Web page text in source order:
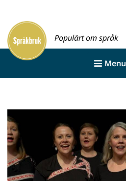
innehållet
Populärt om språk
Menu